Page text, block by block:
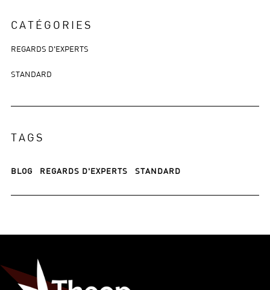
CATÉGORIES
REGARDS D'EXPERTS
STANDARD
TAGS
BLOG REGARDS D'EXPERTS STANDARD